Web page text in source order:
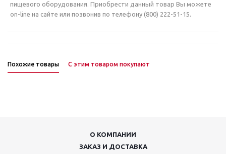
пищевого оборудования. Приобрести данный товар Вы можете
on-line на сайте или позвонив по телефону (800) 222-51-15.
Похожие товары С этим товаром покупают
О КОМПАНИИ
ЗАКАЗ И ДОСТАВКА